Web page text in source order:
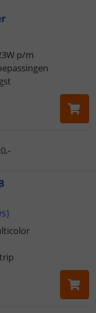
p/m
huis
huis
)